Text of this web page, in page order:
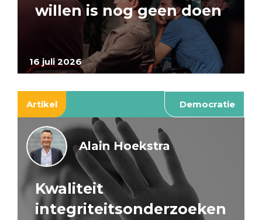
16 juli 2026
willen is nog geen doen
Artikel Democratie
Alain Hoekstra
Kwaliteit
integriteitsonderzoeken